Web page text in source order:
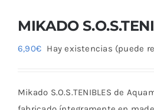
MIKADO
6,90€ Hay existencias (puede
Mikado S.O.S.TENIBLES de